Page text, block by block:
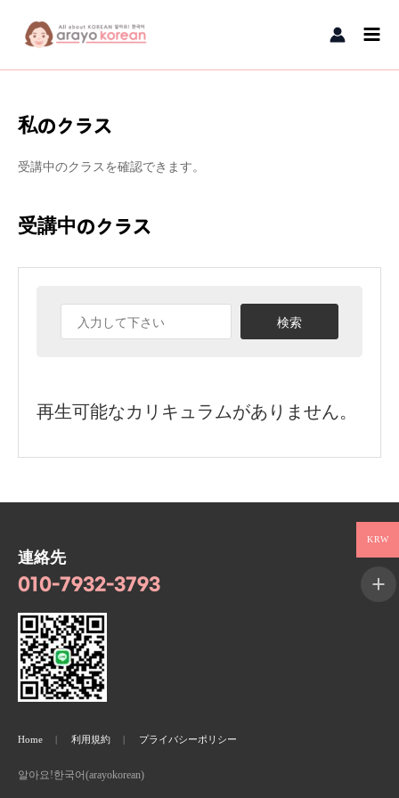
私のクラス
受講中のクラスを確認できます。
受講中のクラス
検索
再生可能なカリキュラムがありません。
連絡先
010-7932-3793
Home 利用規約 プライバシーポリシー
알아요!한국어(arayokorean)
KRW